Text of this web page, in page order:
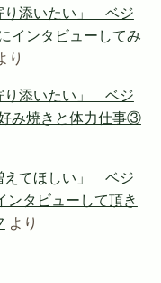
り添いたい」 ベジ
インタビューしてみ
り
り添いたい」 ベジ
み焼きと体力仕事③
えてほしい」 ベジ
ンタビューして頂き
より